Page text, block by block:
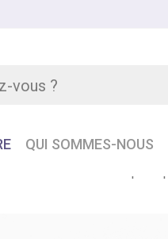
QUI SOMMES-NOUS